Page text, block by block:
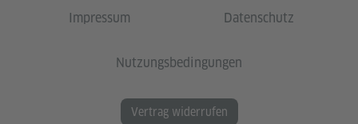
Impressum Datenschutz
Nutzungsbedingungen
Vertrag widerrufen